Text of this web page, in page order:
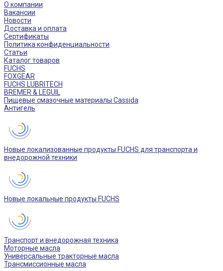
О компании
Вакансии
Новости
Доставка и оплата
Сертификаты
Политика конфиденциальности
Статьи
Каталог товаров
FUCHS
FOXGEAR
FUCHS LUBRITECH
BREMER & LEGUIL
Пищевые смазочные материалы Cassida
Антигель
Новые локализованные продукты FUCHS для транспорта и
внедорожной техники
Новые локальные продукты FUCHS
Транспорт и внедорожная техника
Моторные масла
Универсальные тракторные масла
Трансмиссионные масла